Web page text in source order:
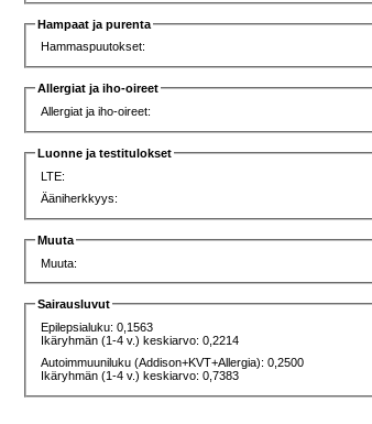
Hampaat ja purenta
Hammaspuutokset:
Allergiat ja iho-oireet
Allergiat ja iho-oireet:
Luonne ja testitulokset
LTE:
Ääniherkkyys:
Muuta
Muuta:
Sairausluvut
Epilepsialuku: 0,1563
Ikäryhmän (1-4 v.) keskiarvo: 0,2214
Autoimmuuniluku (Addison+KVT+Allergia): 0,2500
Ikäryhmän (1-4 v.) keskiarvo: 0,7383